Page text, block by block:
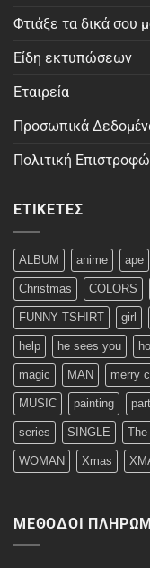
Φτιάξε τα δικά σου
Είδη εκτυπώσεων
Εταιρεία
Προσωπικά
Πολιτική
ΕΤΙΚΈΤΕΣ
ALBUM anime ape
Christmas COLORS
FUNNY TSHIRT girl
help he sees you
magic MAN merry
MUSIC painting
series SINGLE The
WOMAN Xmas
ΜΈΘΟΔΟΙ